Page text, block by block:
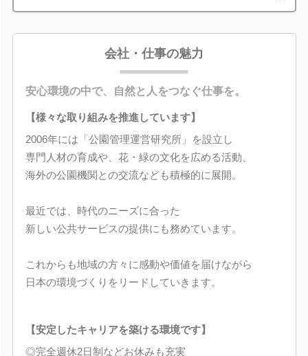
会社・仕事の魅力
安心環境の中で、自然と人をつなぐ仕事を。
【様々な取り組みを推進しています】
2006年には「公園管理運営研究所」を設立し
専門人材の育成や、花・緑の文化を広める活動、
海外の公園機関との交流なども積極的に展開。
最近では、時代のニーズに合った
新しい公共サービスの提供にも務めています。
これからも地域の方々に感動や価値を届けながら
日本の環境づくりをリードしていきます。
【安定したキャリアを築ける環境です】
◎完全週休2日制などお休みも充実